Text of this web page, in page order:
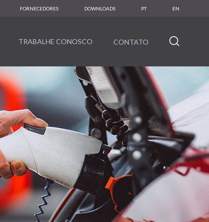
FORNECEDORES DOWNLOADS PT EN
TRABALHE CONOSCO CONTATO